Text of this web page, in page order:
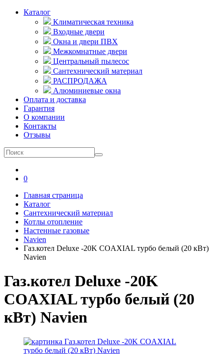
Каталог
Климатическая техника
Входные двери
Окна и двери ПВХ
Межкомнатные двери
Центральный пылесос
Сантехнический материал
РАСПРОДАЖА
Алюминиевые окна
Оплата и доставка
Гарантия
О компании
Контакты
Отзывы
0
Главная страница
Каталог
Сантехнический материал
Котлы отопление
Настенные газовые
Navien
Газ.котел Deluxe -20K COAXIAL турбо белый (20 кВт)
Navien
Газ.котел Deluxe -20K
COAXIAL турбо белый (20
кВт) Navien